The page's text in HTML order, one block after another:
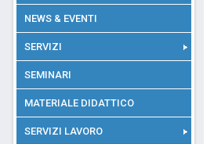
NEWS & EVENTI
SERVIZI
SEMINARI
MATERIALE DIDATTICO
SERVIZI LAVORO